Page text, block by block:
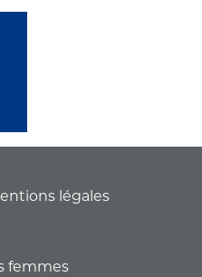
légales
femmes